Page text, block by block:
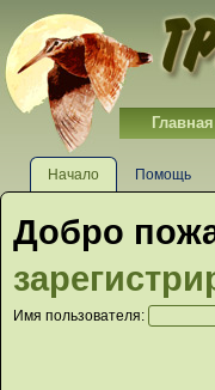
Главная
Начало Помощь
Добро
Имя пользователя: